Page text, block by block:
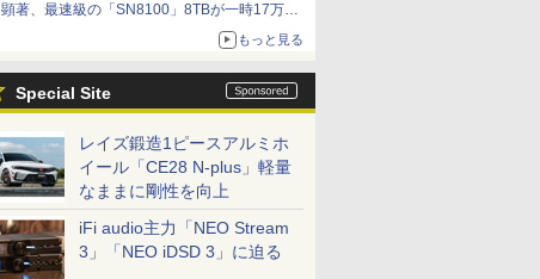
顕著、最速級の「SN8100」8TBが一時17万円
もっと見る
Special Site
レイズ鍛造1ピースアルミホ
イール「CE28 N-plus」軽量
なままに剛性を向上
iFi audio主力「NEO Stream
3」「NEO iDSD 3」に迫る